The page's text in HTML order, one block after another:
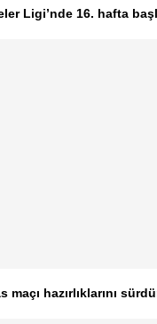
Ligi’nde 16. hafta
maçı hazırlıklarını